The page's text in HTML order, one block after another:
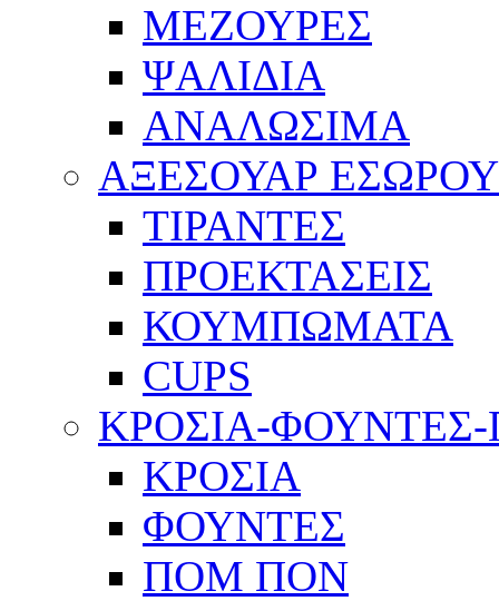
ΜΕΖΟΥΡΕΣ
ΨΑΛΙΔΙΑ
ΑΝΑΛΩΣΙΜΑ
ΑΞΕΣΟΥΑΡ
ΤΙΡΑΝΤΕΣ
ΠΡΟΕΚΤΑΣΕΙΣ
ΚΟΥΜΠΩΜΑΤΑ
CUPS
ΚΡΟΣΙΑ-
ΚΡΟΣΙΑ
ΦΟΥΝΤΕΣ
ΠΟΜ ΠΟΝ